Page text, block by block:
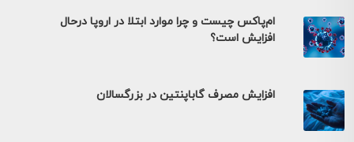
ام‌پاکس چیست و چرا موارد ابتلا در اروپا درحال
افزایش است؟
افزایش مصرف گاباپنتین در بزرگسالان